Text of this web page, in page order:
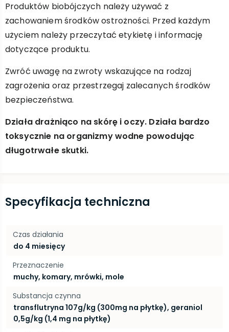
Produktów biobójczych należy używać z
zachowaniem środków ostrożności. Przed każdym
użyciem należy przeczytać etykietę i informację
dotyczące produktu.
Zwróć uwagę na zwroty wskazujące na rodzaj
zagrożenia oraz przestrzegaj zalecanych środków
bezpieczeństwa.
Działa drażniąco na skórę i oczy. Działa bardzo
toksycznie na organizmy wodne powodując
długotrwałe skutki.
Specyfikacja techniczna
Czas działania
do 4 miesięcy
Przeznaczenie
muchy, komary, mrówki, mole
Substancja czynna
transflutryna 107g/kg (300mg na płytkę), geraniol
0,5g/kg (1,4 mg na płytkę)